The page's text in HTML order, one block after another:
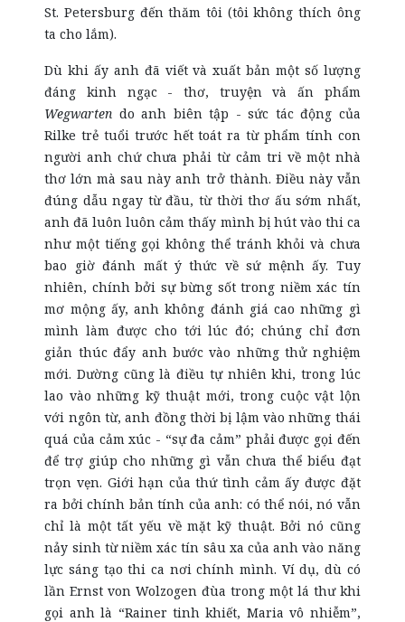
St. Petersburg đến thăm tôi (tôi không thích ông
ta cho lắm).
Dù khi ấy anh đã viết và xuất bản một số lượng
đáng kinh ngạc - thơ, truyện và ấn phẩm
Wegwarten do anh biên tập - sức tác động của
Rilke trẻ tuổi trước hết toát ra từ phẩm tính con
người anh chứ chưa phải từ cảm tri về một nhà
thơ lớn mà sau này anh trở thành. Điều này vẫn
đúng dẫu ngay từ đầu, từ thời thơ ấu sớm nhất,
anh đã luôn luôn cảm thấy mình bị hút vào thi ca
như một tiếng gọi không thể tránh khỏi và chưa
bao giờ đánh mất ý thức về sứ mệnh ấy. Tuy
nhiên, chính bởi sự bừng sốt trong niềm xác tín
mơ mộng ấy, anh không đánh giá cao những gì
mình làm được cho tới lúc đó; chúng chỉ đơn
giản thúc đẩy anh bước vào những thử nghiệm
mới. Dường cũng là điều tự nhiên khi, trong lúc
lao vào những kỹ thuật mới, trong cuộc vật lộn
với ngôn từ, anh đồng thời bị lậm vào những thái
quá của cảm xúc - “sự đa cảm” phải được gọi đến
để trợ giúp cho những gì vẫn chưa thể biểu đạt
trọn vẹn. Giới hạn của thứ tình cảm ấy được đặt
ra bởi chính bản tính của anh: có thể nói, nó vẫn
chỉ là một tất yếu về mặt kỹ thuật. Bởi nó cũng
nảy sinh từ niềm xác tín sâu xa của anh vào năng
lực sáng tạo thi ca nơi chính mình. Ví dụ, dù có
lần Ernst von Wolzogen đùa trong một lá thư khi
gọi anh là “Rainer tinh khiết, Maria vô nhiễm”,